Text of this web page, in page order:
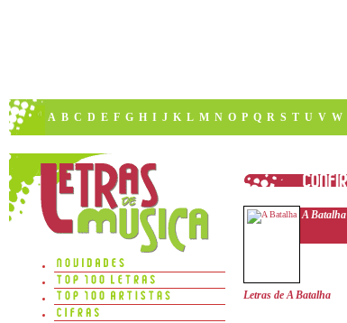
A B C D E F G H I J K L M N O P Q R S T U V W
A Batalha
Letras de A Batalha